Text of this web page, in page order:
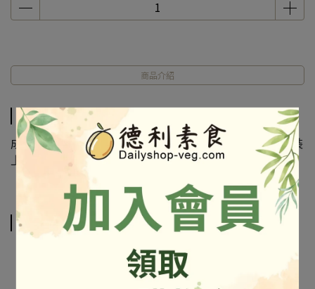
商品介紹
商品介紹
成份及營養標示如圖所示，若與圖片有差異時，以實際包裝
相關商品